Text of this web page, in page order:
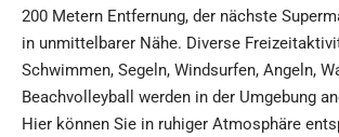
200 Metern Entfernung, der nächste
in unmittelbarer Nähe. Diverse
Schwimmen, Segeln, Windsurfen, Angeln,
Beachvolleyball werden in der Umgebung
Hier können Sie in ruhiger Atmosphäre